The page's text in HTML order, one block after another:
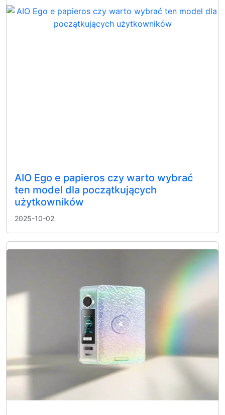
AIO Ego e papieros czy warto wybrać
ten model dla początkujących
użytkowników
2025-10-02